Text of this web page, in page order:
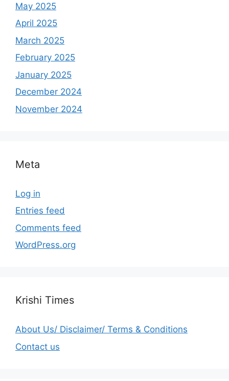
May 2025
April 2025
March 2025
February 2025
January 2025
December 2024
November 2024
Meta
Log in
Entries feed
Comments feed
WordPress.org
Krishi Times
About Us/ Disclaimer/ Terms & Conditions
Contact us